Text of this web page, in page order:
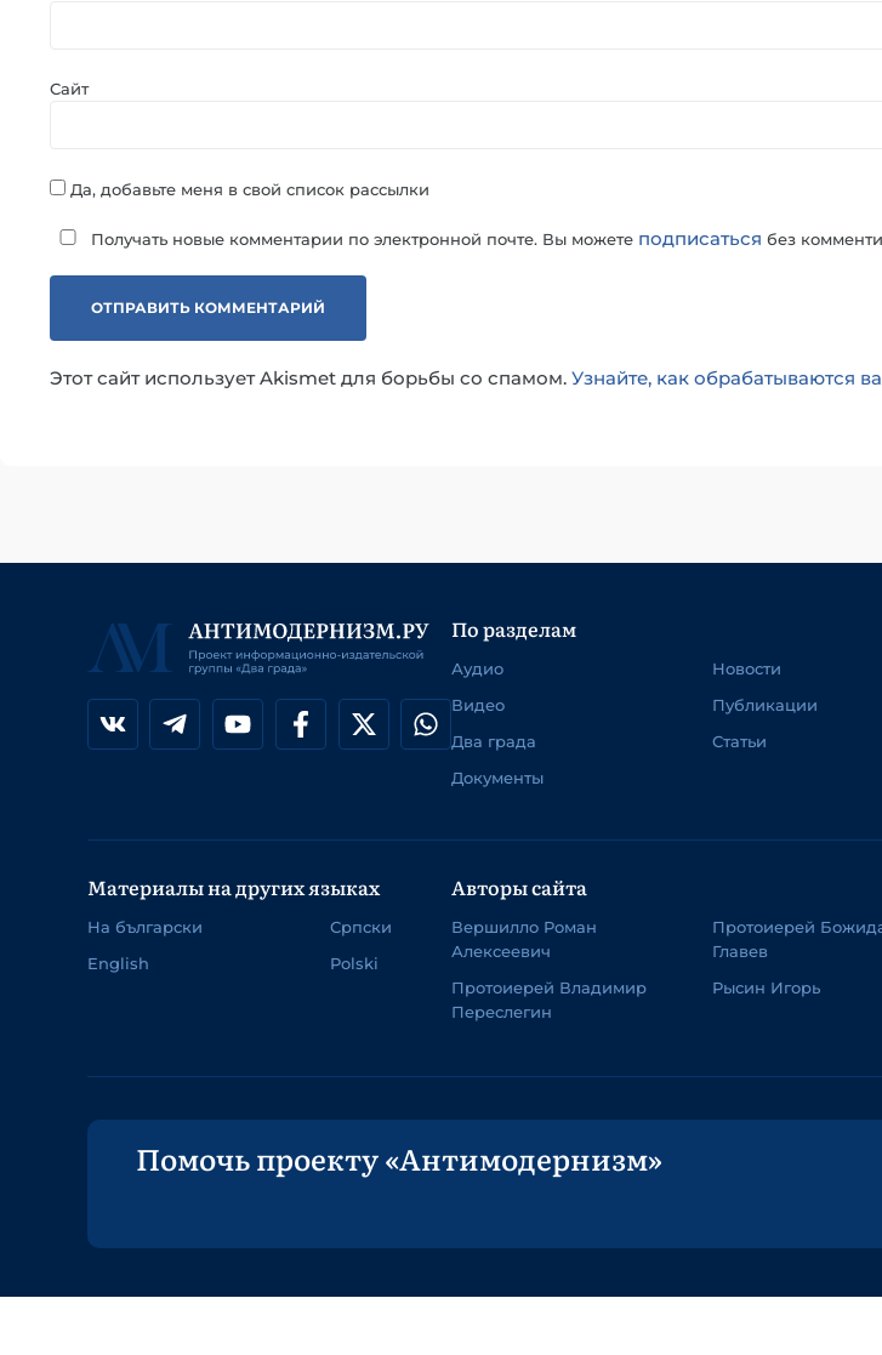
Сайт
Да, добавьте меня в свой список рассылки
Получать новые комментарии по электронной почте. Вы можете подписаться без
Этот сайт использует Akismet для борьбы со спамом. Узнайте, как обрабатываются
По разделам
Аудио
Видео
Два града
Документы
Новости
Публикации
Статьи
Материалы на других языках
На български
English
Српски
Polski
Авторы сайта
Вершилло Роман
Алексеевич
Протоиерей Владимир
Переслегин
Протоиерей
Главев
Рысин Игорь
Помочь проекту «Антимодернизм»